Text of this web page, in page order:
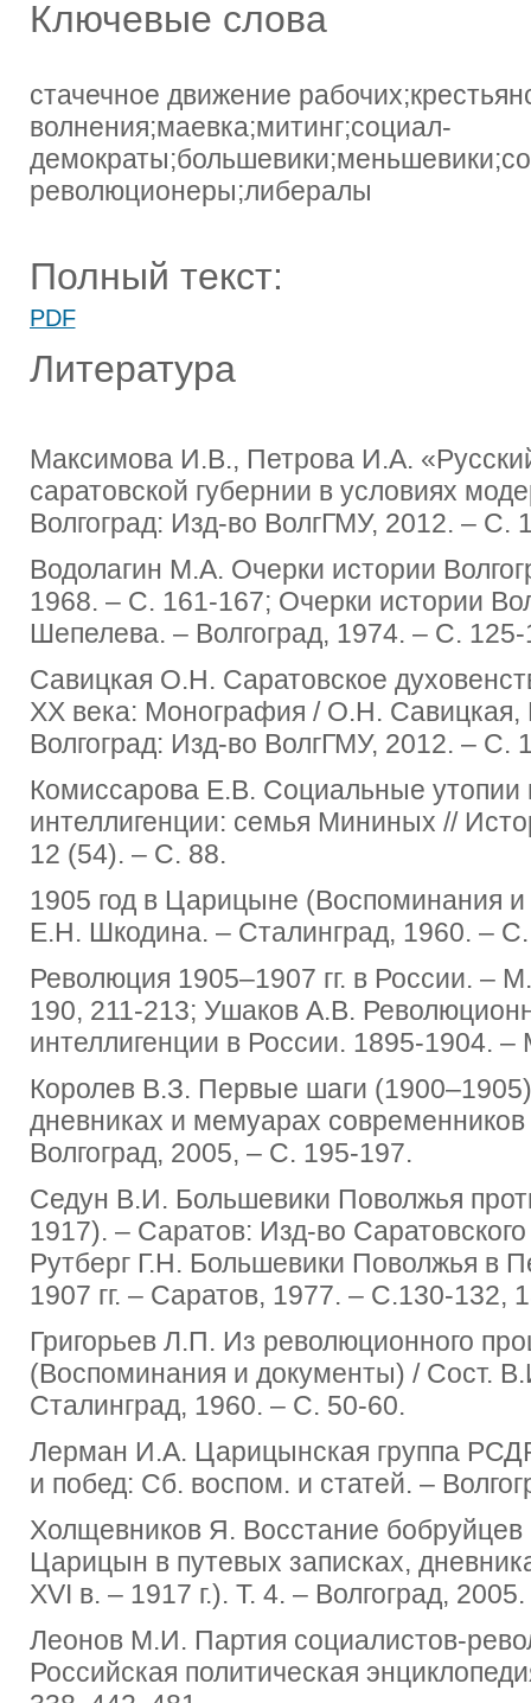
Ключевые слова
стачечное движение
волнения;маевка;митинг;социал-
революционеры;либералы
Полный текст:
PDF
Литература
Максимова И.В., Петрова И.А.
саратовской губернии в условиях
Волгоград: Изд-во ВолгГМУ, 2012. – С.
Водолагин М.А. Очерки истории
1968. ‒ С. 161-167; Очерки истории
Шепелева. ‒ Волгоград, 1974. – С.
Савицкая О.Н. Саратовское
ХХ века: Монография / О.Н. Савицкая,
Волгоград: Изд-во ВолгГМУ, 2012. – С.
Комиссарова Е.В. Социальные утопии
интеллигенции: семья Мининых //
12 (54). – С. 88.
1905 год в Царицыне (Воспоминания
Е.Н. Шкодина. ‒ Сталинград, 1960. –
Революция 1905‒1907 гг. в России. ‒
190, 211-213; Ушаков А.В.
интеллигенции в России. 1895-1904.
Королев В.З. Первые шаги
дневниках и мемуарах современников
Волгоград, 2005, – С. 195-197.
Седун В.И. Большевики Поволжья
1917). ‒ Саратов: Изд-во
Рутберг Г.Н. Большевики Поволжья в
1907 гг. ‒ Саратов, 1977. ‒ С.130-132,
Григорьев Л.П. Из революционного
(Воспоминания и документы) / Сост.
Сталинград, 1960. ‒ С. 50-60.
Лерман И.А. Царицынская группа
и побед: Сб. воспом. и статей. ‒
Холщевников Я. Восстание
Царицын в путевых записках,
XVI в. – 1917 г.). Т. 4. ‒ Волгоград,
Леонов М.И. Партия социалистов-
Российская политическая